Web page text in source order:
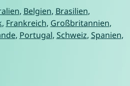
, Belgien, Brasilien,
, Frankreich, Großbritannien,
, Portugal, Schweiz, Spanien,